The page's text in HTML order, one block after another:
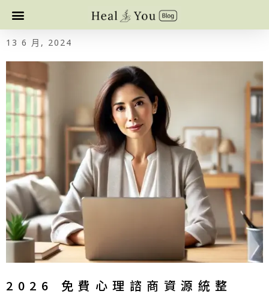
13 6 月, 2024
2026 免費心理諮商資源統整